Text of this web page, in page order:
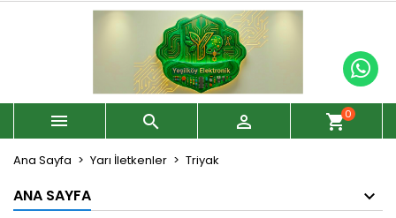
   shopping_cart0
Ana Sayfa Yarı İletkenler Triyak
ANA SAYFA